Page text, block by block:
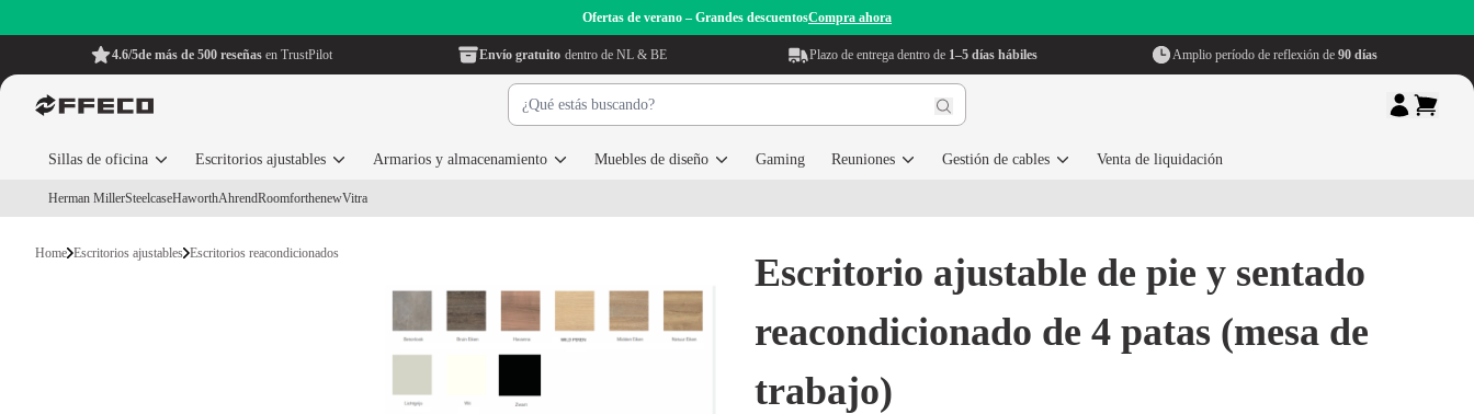
Ofertas de verano – Grandes descuentosCompra ahora
4.6/5de más de 500 reseñasen TrustPilot Envío gratuito dentro de NL & BE Plazo de entrega dentro de 1–5 días hábiles Amplio período de reflexión de 90 días
Sillas de oficina Escritorios ajustables Armarios y almacenamiento Muebles de diseño Gaming Reuniones Gestión de cables Venta de liquidación
Herman MillerSteelcaseHaworthAhrendRoomforthenewVitra
Home Escritorios ajustables Escritorios reacondicionados
Escritorio ajustable de pie y sentado
reacondicionado de 4 patas (mesa de
trabajo)